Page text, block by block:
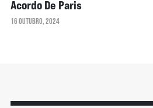
Acordo De Paris
16 OUTUBRO, 2024